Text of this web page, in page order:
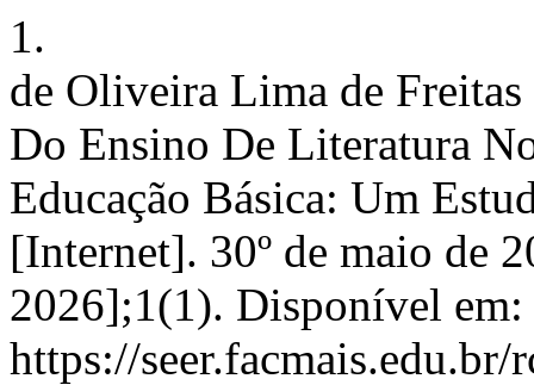
1.
de Oliveira Lima de
Do Ensino De Literatura
Educação Básica: Um
[Internet]. 30º de maio de
2026];1(1). Disponível em:
https://